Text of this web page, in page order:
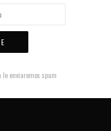
le enviaremos spam